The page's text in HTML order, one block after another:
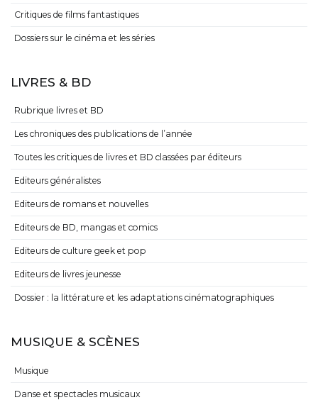
Critiques de films fantastiques
Dossiers sur le cinéma et les séries
LIVRES & BD
Rubrique livres et BD
Les chroniques des publications de l’année
Toutes les critiques de livres et BD classées par éditeurs
Editeurs généralistes
Editeurs de romans et nouvelles
Editeurs de BD, mangas et comics
Editeurs de culture geek et pop
Editeurs de livres jeunesse
Dossier : la littérature et les adaptations cinématographiques
MUSIQUE & SCÈNES
Musique
Danse et spectacles musicaux